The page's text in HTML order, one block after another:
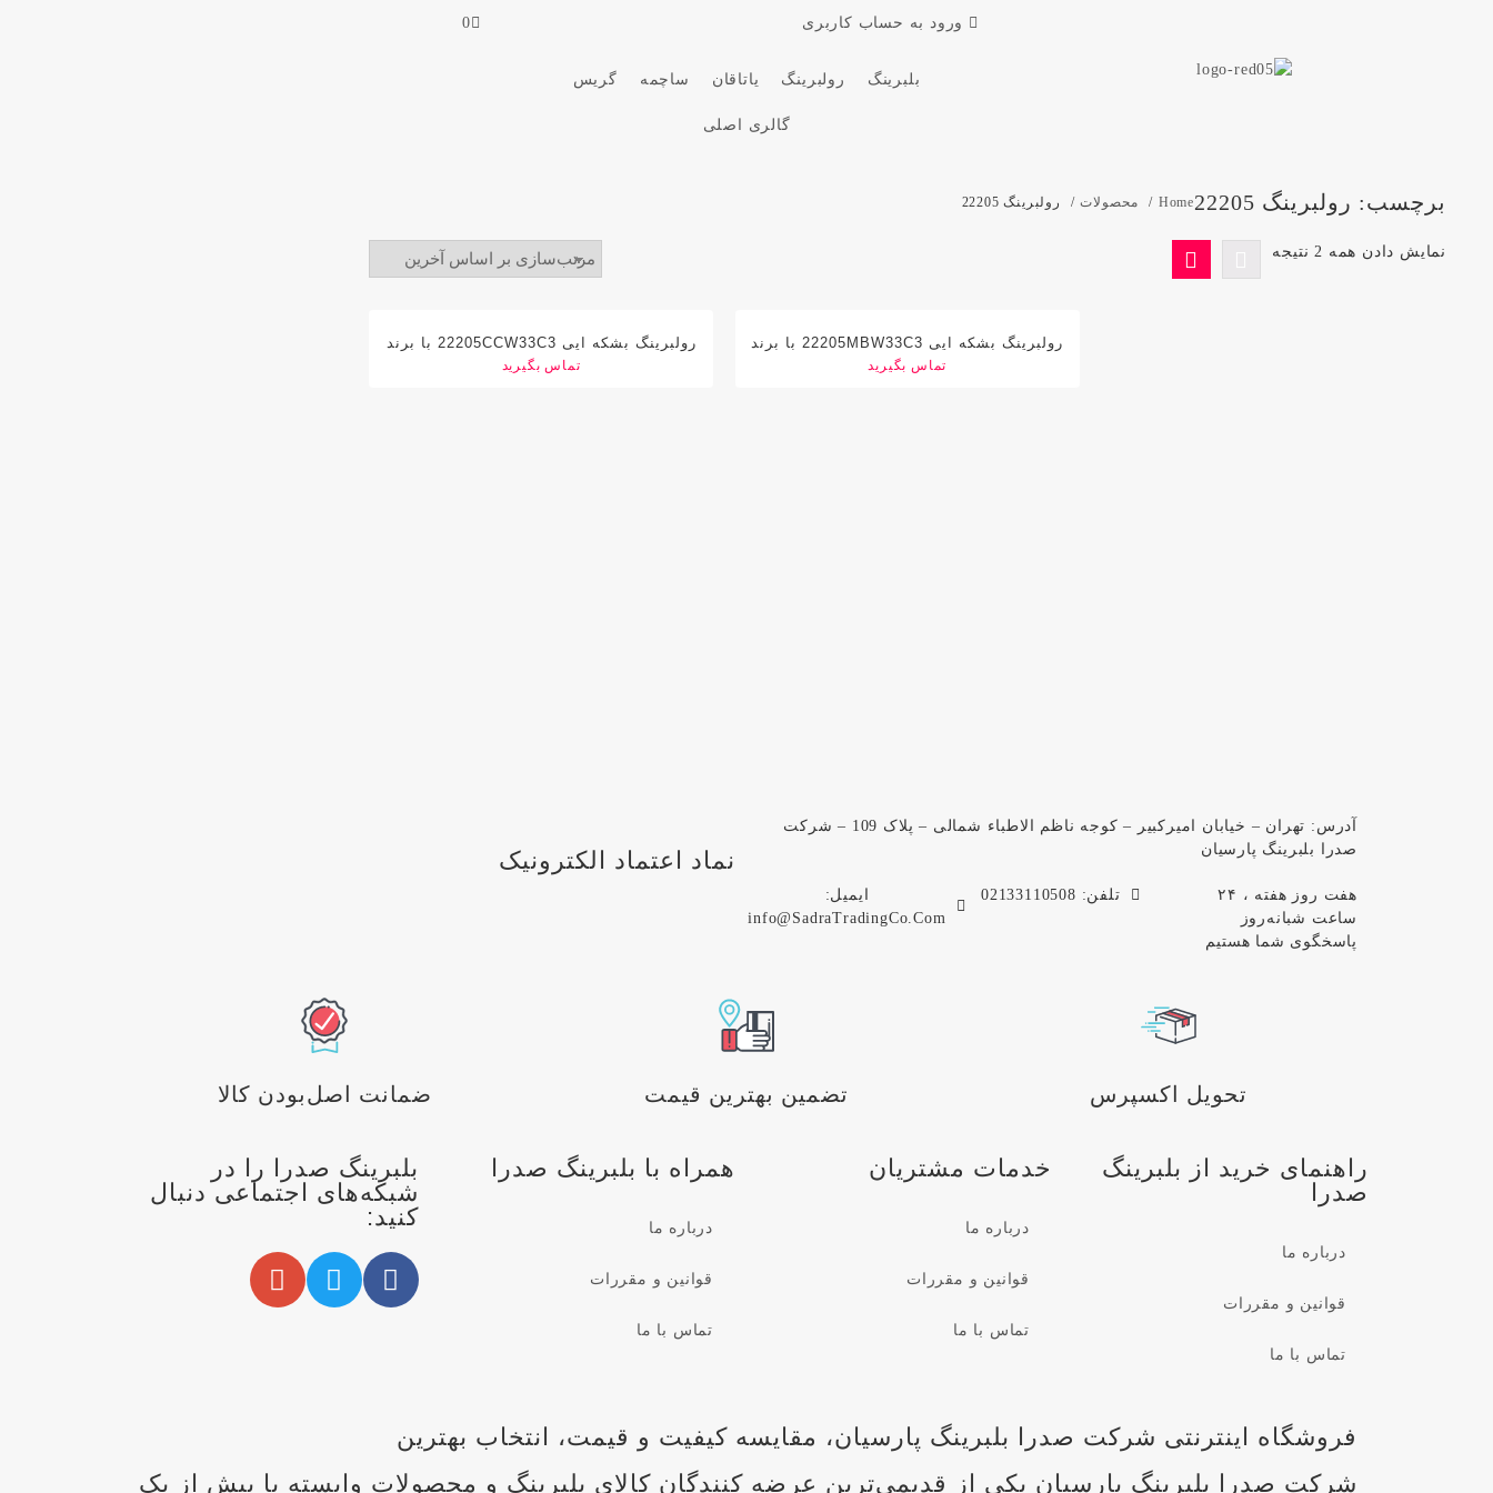
ورود به حساب کاربری 0
بلبرینگ رولبرینگ یاتاقان ساچمه گریس
گالری اصلی
برچسب: رولبرینگ 22205 Home محصولات رولبرینگ 22205
نمایش دادن همه 2 نتیجه
رولبرینگ بشکه ایی 22205CCW33C3 با برند
جی بی آر
تماس بگیرید
رولبرینگ بشکه ایی 22205MBW33C3 با برند
جی بی آر
تماس بگیرید
آدرس: تهران – خیابان امیرکبیر – کوجه ناظم الاطباء شمالی – پلاک 109 – شرکت
صدرا بلبرینگ پارسیان
هفت روز هفته ، ۲۴
ساعت شبانه‌روز
پاسخگوی شما هستیم
تلفن: 02133110508
ایمیل:
info@SadraTradingCo.Com
نماد اعتماد الکترونیک
تحویل اکسپرس تضمین بهترین قیمت ضمانت اصل‌بودن کالا
راهنمای خرید از بلبرینگ
صدرا
درباره ما
قوانین و مقررات
تماس با ما
خدمات مشتریان
درباره ما
قوانین و مقررات
تماس با ما
همراه با بلبرینگ صدرا
درباره ما
قوانین و مقررات
تماس با ما
بلبرینگ صدرا را در
شبکه‌های اجتماعی دنبال
کنید:
فروشگاه اینترنتی شرکت صدرا بلبرینگ پارسیان، مقایسه کیفیت و قیمت، انتخاب بهترین
شرکت صدرا بلبرینگ پارسیان یکی از قدیمی‌ترین عرضه کنندگان کالای بلبرینگ و محصولات وابسته با بیش از یک